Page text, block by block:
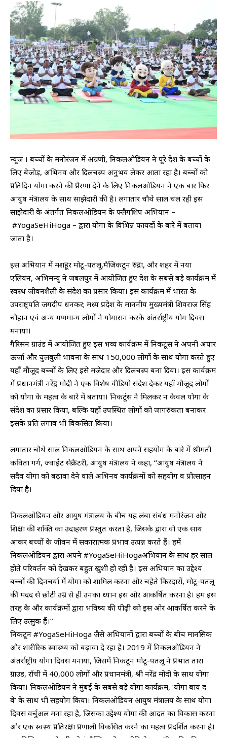
न्यूज । बच्चों के मनोरंजन में अग्रणी, निकलओडियन ने पूरे देश के बच्चों के
लिए बेजोड़, अभिनव और दिलचस्प अनुभव लेकर आता रहा है। बच्चों को
प्रतिदिन योगा करने की प्रेरणा देने के लिए निकलओडियन ने एक बार फिर
आयुष मंत्रालय के साथ साझेदारी की है। लगातार चौथे साल चल रही इस
साझेदारी के अंतर्गत निकलओडियन के फ्लैगशिप अभियान –
#YogaSeHiHoga – द्वारा योगा के विभिन्न फायदों के बारे में बताया
जाता है।
इस अभियान में मशहूर मोटू-पतलू,मैजिकटून रुद्रा, और शहर में नया
एलियन, अभिमन्यु ने जबलपुर में आयोजित हुए देश के सबसे बड़े कार्यक्रम में
स्वस्थ जीवनशैली के संदेश का प्रसार किया। इस कार्यक्रम में भारत के
उपराष्ट्रपति जगदीप धनकर; मध्य प्रदेश के माननीय मुख्यमंत्री शिवराज सिंह
चौहान एवं अन्य गणमान्य लोगों ने योगासन करके अंतर्राष्ट्रीय योग दिवस
मनाया।
गैरिसन ग्राउंड में आयोजित हुए इस भव्य कार्यक्रम में निकटूंस ने अपनी अपार
ऊर्जा और चुलबुली भावना के साथ 150,000 लोगों के साथ योगा करते हुए
यहाँ मौजूद बच्चों के लिए इसे मजेदार और दिलचस्प बना दिया। इस कार्यक्रम
में प्रधानमंत्री नरेंद्र मोदी ने एक विशेष वीडियो संदेश देकर यहाँ मौजूद लोगों
को योगा के महत्व के बारे में बताया। निकटूंस ने मिलकर न केवल योगा के
संदेश का प्रसार किया, बल्कि यहाँ उपस्थित लोगों को जागरुकता बनाकर
इसके प्रति लगाव भी विकसित किया।
लगातार चौथे साल निकलओडियन के साथ अपने सहयोग के बारे में श्रीमती
कविता गर्ग, ज्वाईंट सेक्रेटरी, आयुष मंत्रालय ने कहा, ‘‘आयुष मंत्रालय ने
सदैव योगा को बढ़ावा देने वाले अभिनव कार्यक्रमों को सहयोग व प्रोत्साहन
दिया है।
निकलओडियन और आयुष मंत्रालय के बीच यह लंबा संबंध मनोरंजन और
शिक्षा की शक्ति का उदाहरण प्रस्तुत करता है, जिसके द्वारा वो एक साथ
आकर बच्चों के जीवन में सकारात्मक प्रभाव उत्पन्न करते हैं। हमें
निकलओडियन द्वारा अपने #YogaSeHiHogaअभियान के साथ हर साल
होते परिवर्तन को देखकर बहुत खुशी हो रही है। इस अभियान का उद्देश्य
बच्चों की दिनचर्या में योगा को शामिल करना और चहेते किरदारों, मोटू-पतलू
की मदद से छोटी उम्र से ही उनका ध्यान इस ओर आकर्षित करना है। हम इस
तरह के और कार्यक्रमों द्वारा भविष्य की पीढ़ी को इस ओर आकर्षित करने के
लिए उत्सुक हैं।’’
निकटून #YogaSeHiHoga जैसे अभियानों द्वारा बच्चों के बीच मानसिक
और शारीरिक स्वास्थ्य को बढ़ावा दे रहा है। 2019 में निकलओडियन ने
अंतर्राष्ट्रीय योगा दिवस मनाया, जिसमें निकटून मोटू-पतलू ने प्रभात तारा
ग्राउंड, राँची में 40,000 लोगों और प्रधानमंत्री, श्री नरेंद्र मोदी के साथ योगा
किया। निकलओडियन ने मुंबई के सबसे बड़े योगा कार्यक्रम, ‘योगा बाय द
बे’ के साथ भी सहयोग किया। निकलओडियन आयुष मंत्रालय के साथ योगा
दिवस वर्चुअल मना रहा है, जिसका उद्देश्य योगा की आदत का विकास करना
और एक स्वस्थ प्रतिरक्षा प्रणाली विकसित करने का महत्व प्रदर्शित करना है।